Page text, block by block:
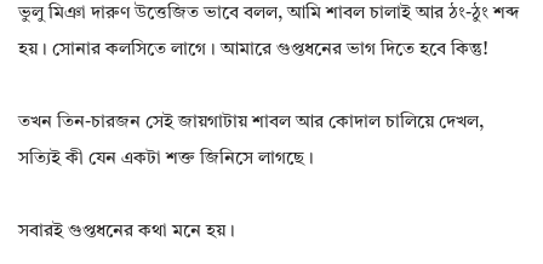
ভুলু মিঞা দারুণ উত্তেজিত ভাবে বলল, আমি শাবল চালাই আর ঠং-ঠুং শব্দ
হয়। সোনার কলসিতে লাগে। আমারে গুপ্তধনের ভাগ দিতে হবে কিন্তু!
তখন তিন-চারজন সেই জায়গাটায় শাবল আর কোদাল চালিয়ে দেখল,
সত্যিই কী যেন একটা শক্ত জিনিসে লাগছে।
সবারই গুপ্তধনের কথা মনে হয়।